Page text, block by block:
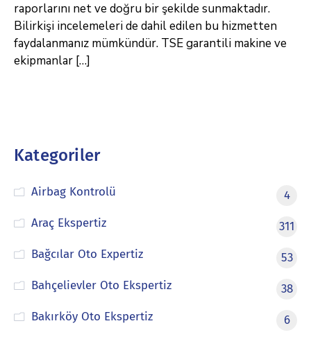
raporlarını net ve doğru bir şekilde sunmaktadır.
Bilirkişi incelemeleri de dahil edilen bu hizmetten
faydalanmanız mümkündür. TSE garantili makine ve
ekipmanlar […]
Kategoriler
Airbag Kontrolü
4
Araç Ekspertiz
311
Bağcılar Oto Expertiz
53
Bahçelievler Oto Ekspertiz
38
Bakırköy Oto Ekspertiz
6